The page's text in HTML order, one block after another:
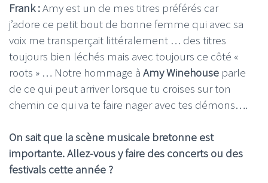
Frank :Amy est un de mes titres préférés car
j’adore ce petit bout de bonne femme qui avec sa
voix me transperçait littéralement … des titres
toujours bien léchés mais avec toujours ce côté «
roots » … Notre hommage à Amy Winehouse parle
de ce qui peut arriver lorsque tu croises sur ton
chemin ce qui va te faire nager avec tes démons….
On sait que la scène musicale bretonne est
importante. Allez-vous y faire des concerts ou des
festivals cette année ?